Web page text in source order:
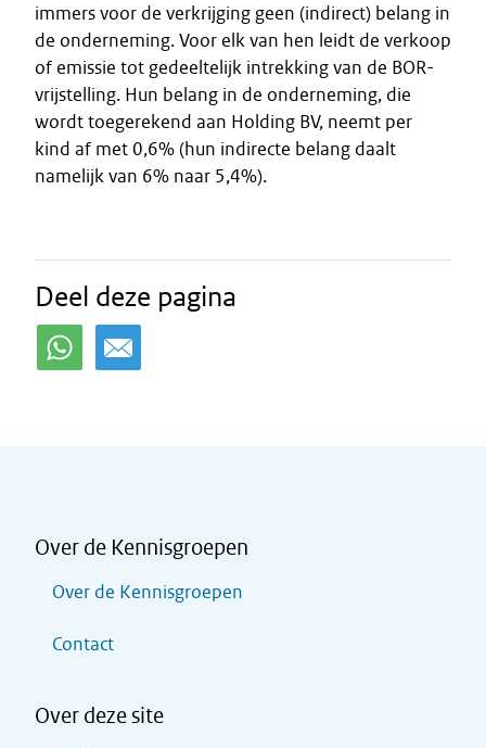
immers voor de verkrijging geen (indirect) belang in
de onderneming. Voor elk van hen leidt de verkoop
of emissie tot gedeeltelijk intrekking van de BOR-
vrijstelling. Hun belang in de onderneming, die
wordt toegerekend aan Holding BV, neemt per
kind af met 0,6% (hun indirecte belang daalt
namelijk van 6% naar 5,4%).
Deel deze pagina
Over de Kennisgroepen
Over de Kennisgroepen
Contact
Over deze site